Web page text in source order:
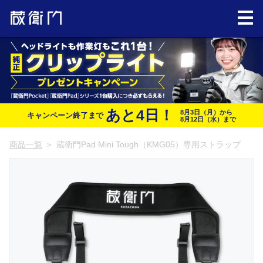
キャンペーン終了まで あと4 日！
8月3日（月）から
8月12日（水）まで
商品一覧 ＞ 蔵衛門Pad Mini Tough（KMG05）専用ストラップ